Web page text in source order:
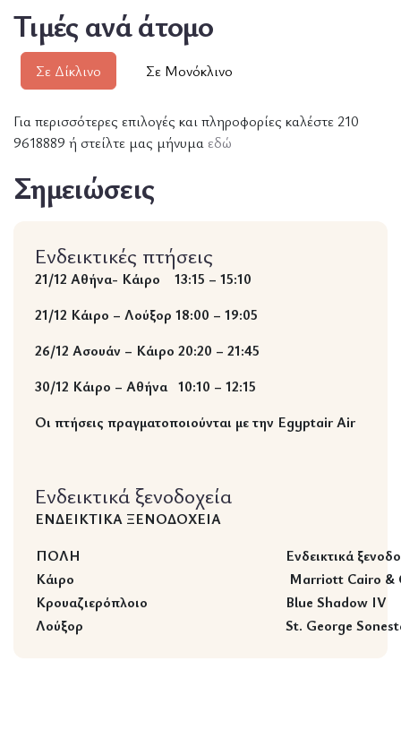
Τιμές ανά άτομο
Σε Δίκλινο Σε Μονόκλινο
Για περισσότερες επιλογές και πληροφορίες καλέστε 210
9618889 ή στείλτε μας μήνυμα εδώ
Σημειώσεις
Ενδεικτικές πτήσεις
21/12 Αθήνα- Κάιρο 13:15 – 15:10
21/12 Κάιρο – Λούξορ 18:00 – 19:05
26/12 Ασουάν – Κάιρο 20:20 – 21:45
30/12 Κάιρο – Αθήνα 10:10 – 12:15
Οι πτήσεις πραγματοποιούνται με την Egyptair Air
Ενδεικτικά ξενοδοχεία
ΕΝΔΕΙΚΤΙΚΑ ΞΕΝΟΔΟΧΕΙΑ
ΠΟΛΗ
Ενδεικτικά
Κάιρο
Marriott Cairo &
Κρουαζιερόπλοιο
Blue Shadow IV
Λούξορ
St. George